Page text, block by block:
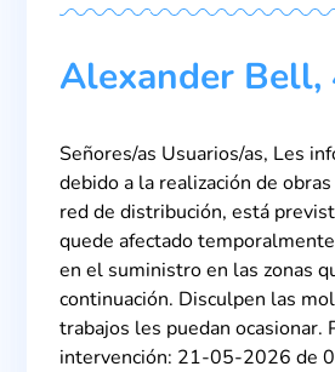
Alexander Bell,
Señores/as Usuarios/as, Les
debido a la realización de
red de distribución, está
quede afectado
en el suministro en las zonas
continuación. Disculpen las
trabajos les puedan ocasionar.
intervención: 21-05-2026 de